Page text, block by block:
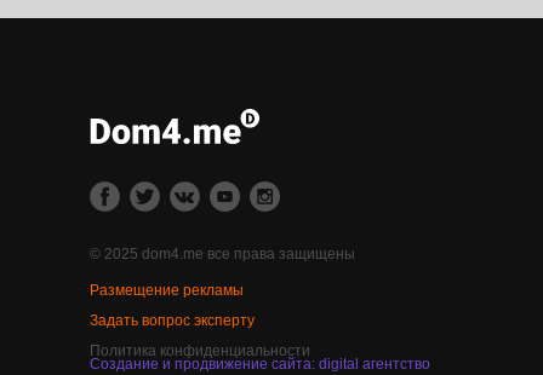
© 2025 dom4.me все права защищены
Размещение рекламы
Политика конфиденциальности
Задать вопрос эксперту
Создание и продвижение сайта: digital агентство